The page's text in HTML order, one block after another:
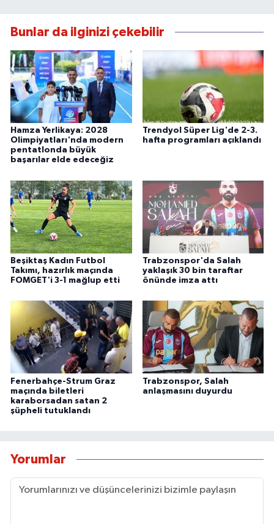
Bunlar da ilginizi çekebilir
Hamza Yerlikaya: 2028
Olimpiyatları'nda modern
pentatlonda büyük
başarılar elde edeceğiz
Trendyol Süper Lig'de 2-3.
hafta programları açıklandı
Beşiktaş Kadın Futbol
Takımı, hazırlık maçında
FOMGET'i 3-1 mağlup etti
Trabzonspor'da Salah
yaklaşık 30 bin taraftar
önünde imza attı
Fenerbahçe-Strum Graz
maçında biletleri
karaborsadan satan 2
şüpheli tutuklandı
Trabzonspor, Salah
anlaşmasını duyurdu
Yorumlar